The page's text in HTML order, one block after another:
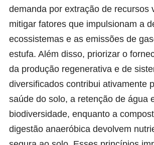
demanda por extração de recursos
mitigar fatores que impulsionam a
ecossistemas e as emissões de
estufa. Além disso, priorizar o
da produção regenerativa e de
diversificados contribui ativamente
saúde do solo, a retenção de água
biodiversidade, enquanto a
digestão anaeróbica devolvem